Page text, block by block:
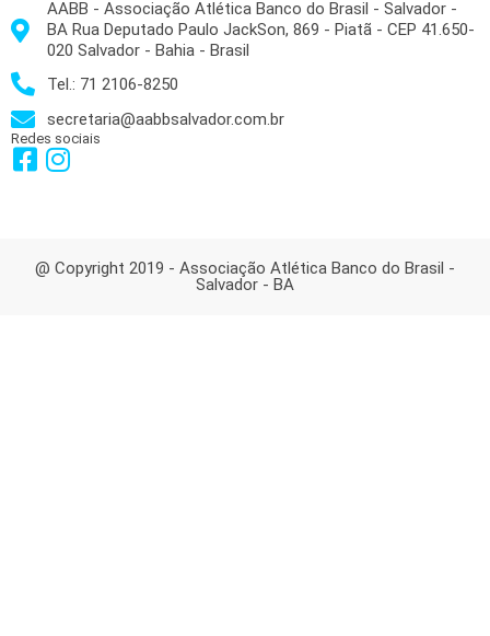
AABB - Associação Atlética Banco do Brasil - Salvador -
BA Rua Deputado Paulo JackSon, 869 - Piatã - CEP 41.650-
020 Salvador - Bahia - Brasil
Tel.: 71 2106-8250
secretaria@aabbsalvador.com.br
Redes sociais
@ Copyright 2019 - Associação Atlética Banco do Brasil -
Salvador - BA